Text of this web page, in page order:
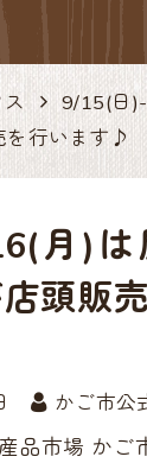
ス
9/15(日
を行います♪
月)は
頭販
かご市公
品市場 かご